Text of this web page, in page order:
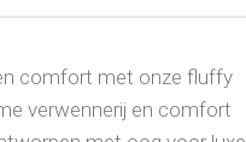
comfort met onze fluffy
verwennerij en comfort